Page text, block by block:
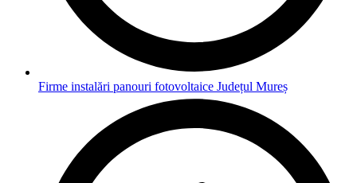
Firme instalări panouri fotovoltaice Județul Mureș